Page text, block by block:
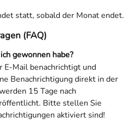
statt, sobald der Monat endet.
(FAQ)
gewonnen habe?
E-Mail benachrichtigt und
Benachrichtigung direkt in der
15 Tage nach
Bitte stellen Sie
aktiviert sind!